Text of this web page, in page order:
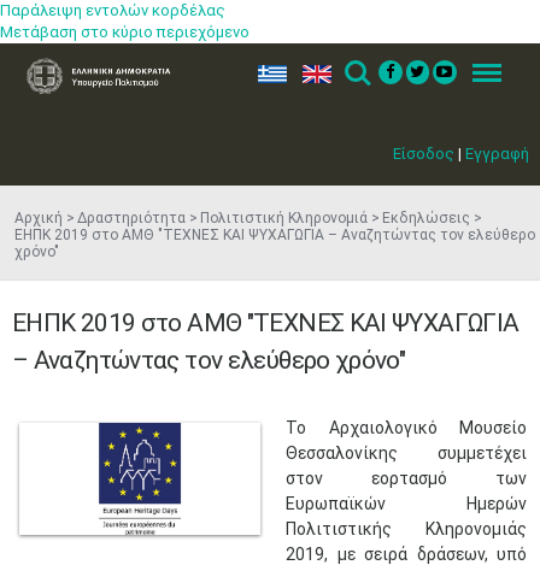
Παράλειψη εντολών κορδέλας
Μετάβαση στο κύριο περιεχόμενο
Είσοδος | Εγγραφή
ελ en Search Menu
Αρχική Δραστηριότητα Πολιτιστική Κληρονομιά
Εκδηλώσεις
ΕΗΠΚ 2019 στο ΑΜΘ "ΤΕΧΝΕΣ ΚΑΙ ΨΥΧΑΓΩΓΙΑ – Αναζητώντας τον ελεύθερο
χρόνο"
ΕΗΠΚ 2019 στο ΑΜΘ "ΤΕΧΝΕΣ ΚΑΙ ΨΥΧΑΓΩΓΙΑ
– Αναζητώντας τον ελεύθερο χρόνο"
​Το Αρχαιολογικό Μουσείο
Θεσσαλονίκης συμμετέχει
στον εορτασμό των
Ευρωπαϊκών Ημερών
Πολιτιστικής Κληρονομιάς
2019, με σειρά δράσεων, υπό